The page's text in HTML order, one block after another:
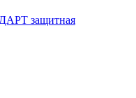
защитная